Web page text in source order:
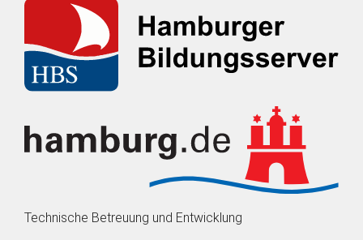
Technische Betreuung und Entwicklung